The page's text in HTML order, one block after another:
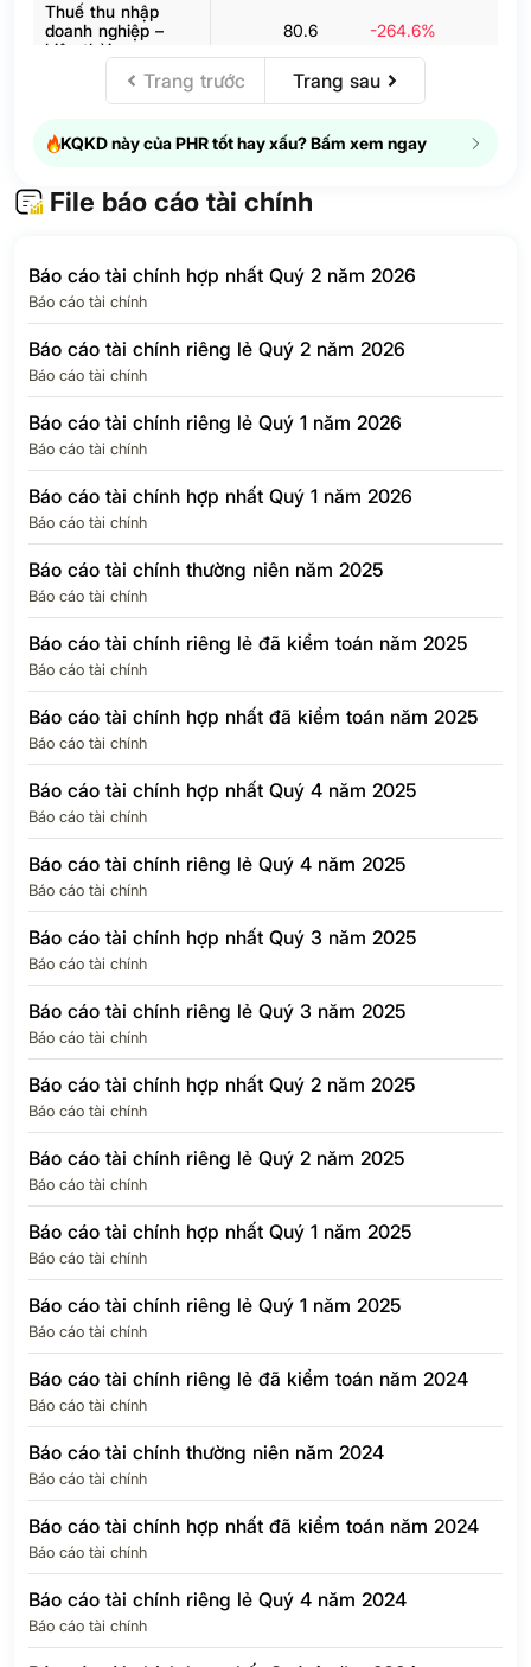
Thuế thu nhập
doanh nghiệp –
hiện thời
80.6 -264.6%
Thuế thu nhập
doanh nghiệp –
hoãn lại
2 45.9%
nhập doanh nghiệp
Lợi ích của cổ
Lợi nhuận của Cổ
đông của Công ty
mẹ
EPS Quý 2,687
Trang trước Trang sau
KQKD này của PHR tốt hay xấu? Bấm xem ngay
File báo cáo tài chính
Báo cáo tài chính hợp nhất Quý 2 năm 2026
Báo cáo tài chính
Báo cáo tài chính riêng lẻ Quý 2 năm 2026
Báo cáo tài chính
Báo cáo tài chính riêng lẻ Quý 1 năm 2026
Báo cáo tài chính
Báo cáo tài chính hợp nhất Quý 1 năm 2026
Báo cáo tài chính
Báo cáo tài chính thường niên năm 2025
Báo cáo tài chính
Báo cáo tài chính riêng lẻ đã kiểm toán năm 2025
Báo cáo tài chính
Báo cáo tài chính hợp nhất đã kiểm toán năm 2025
Báo cáo tài chính
Báo cáo tài chính hợp nhất Quý 4 năm 2025
Báo cáo tài chính
Báo cáo tài chính riêng lẻ Quý 4 năm 2025
Báo cáo tài chính
Báo cáo tài chính hợp nhất Quý 3 năm 2025
Báo cáo tài chính
Báo cáo tài chính riêng lẻ Quý 3 năm 2025
Báo cáo tài chính
Báo cáo tài chính hợp nhất Quý 2 năm 2025
Báo cáo tài chính
Báo cáo tài chính riêng lẻ Quý 2 năm 2025
Báo cáo tài chính
Báo cáo tài chính hợp nhất Quý 1 năm 2025
Báo cáo tài chính
Báo cáo tài chính riêng lẻ Quý 1 năm 2025
Báo cáo tài chính
Báo cáo tài chính riêng lẻ đã kiểm toán năm 2024
Báo cáo tài chính
Báo cáo tài chính thường niên năm 2024
Báo cáo tài chính
Báo cáo tài chính hợp nhất đã kiểm toán năm 2024
Báo cáo tài chính
Báo cáo tài chính riêng lẻ Quý 4 năm 2024
Báo cáo tài chính